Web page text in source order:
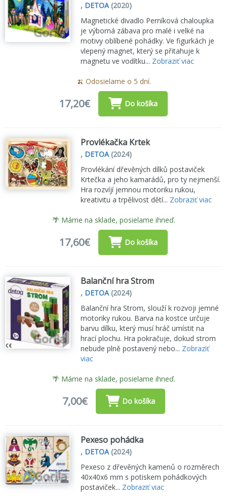
, DETOA(2020)
Magnetické divadlo Perníková chaloupka
je výborná zábava pro malé i velké na
motivy oblíbené pohádky. Ve figurkách je
vlepený magnet, který se přitahuje k
magnetu ve vodítku... Zobraziť viac
🍌 Odosielame o 5 dní.
17,20€ Do košíka
Provlékačka Krtek
, DETOA(2024)
Provlékání dřevěných dílků postaviček
Krtečka a jeho kamarádů, pro ty nejmenší.
Hra rozvíjí jemnou motoriku rukou,
kreativitu a trpělivost dětí... Zobraziť viac
🌴 Máme na sklade, posielame ihneď.
17,60€ Do košíka
Balanční hra Strom
, DETOA(2024)
Balanční hra Strom, slouží k rozvoji jemné
motoriky rukou. Barva na kostce určuje
barvu dílku, který musí hráč umístit na
hrací plochu. Hra pokračuje, dokud strom
nebude plně postavený nebo... Zobraziť
viac
🌴 Máme na sklade, posielame ihneď.
7,00€ Do košíka
Pexeso pohádka
, DETOA(2024)
Pexeso z dřevěných kamenů o rozměrech
40x40x6 mm s potiskem pohádkových
postaviček... Zobraziť viac